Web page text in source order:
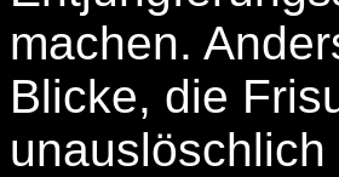
machen.
Blicke, die